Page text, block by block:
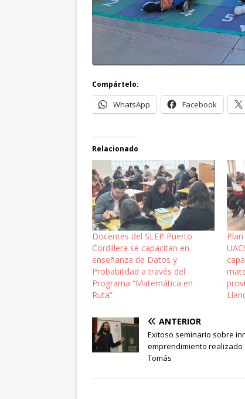
Compártelo:
WhatsApp Facebook
Relacionado
Docentes del SLEP Puerto
Cordillera se capacitan en
enseñanza de Datos y
Probabilidad a través del
Programa “Matemática en
Ruta”
ANTERIOR
Exitoso seminario sobre
emprendimiento realizado
Tomás